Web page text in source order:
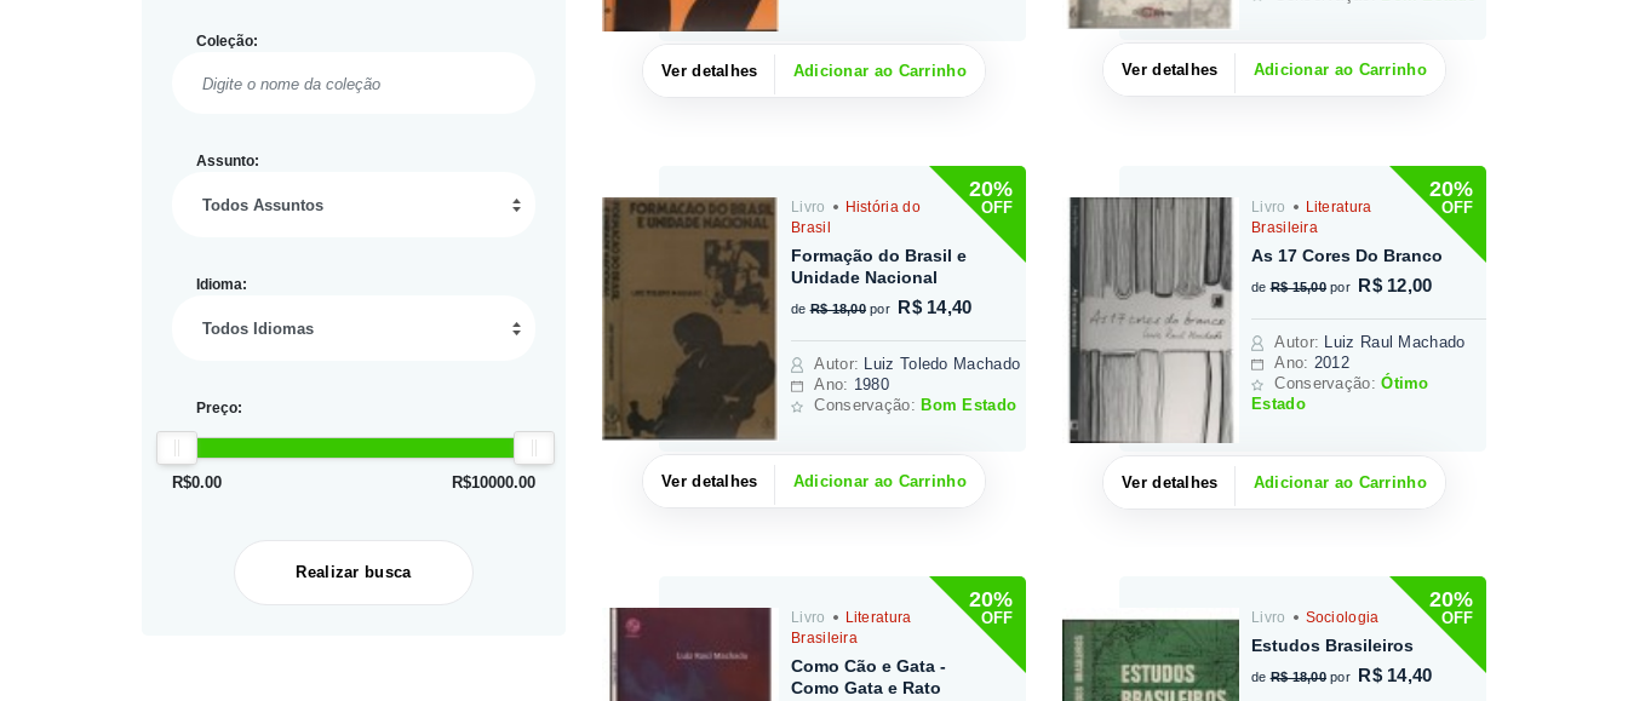
Coleção:
Assunto:
Idioma:
Preço:
R$0.00 R$10000.00
Ver detalhes Adicionar ao Carrinho Ver detalhes Adicionar ao Carrinho
20%
OFF
Livro
História do
Brasil
Formação do Brasil e
Unidade Nacional
de R$ 18,00 por R$ 14,40
Autor: Luiz Toledo Machado
Ano: 1980
Conservação: Bom Estado
Ver detalhes Adicionar ao Carrinho
20%
OFF
Livro
Literatura
Brasileira
As 17 Cores Do Branco
de R$ 15,00 por R$ 12,00
Autor: Luiz Raul Machado
Ano: 2012
Conservação:Ótimo
Estado
Ver detalhes Adicionar ao Carrinho
20%
OFF
Livro
Literatura
Brasileira
Como Cão e Gata -
Como Gata e Rato
20%
OFF
Livro Sociologia
Estudos Brasileiros
de R$ 18,00 por R$ 14,40